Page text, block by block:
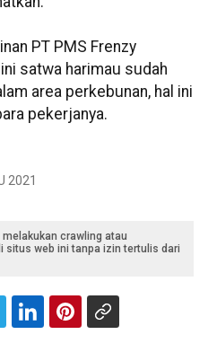
PT PMS Frenzy
satwa harimau sudah
area perkebunan, hal ini
pekerjanya.
2021
crawling atau
situs web ini tanpa izin tertulis dari